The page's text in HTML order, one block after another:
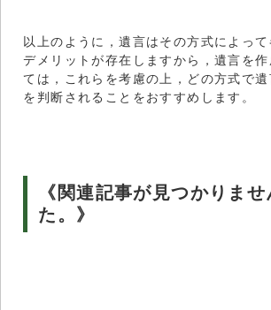
以上のように，遺言はその方式によっ
デメリットが存在しますから，遺言を
ては，これらを考慮の上，どの方式で
を判断されることをおすすめします。
《関連記事が見つかりませ
た。》